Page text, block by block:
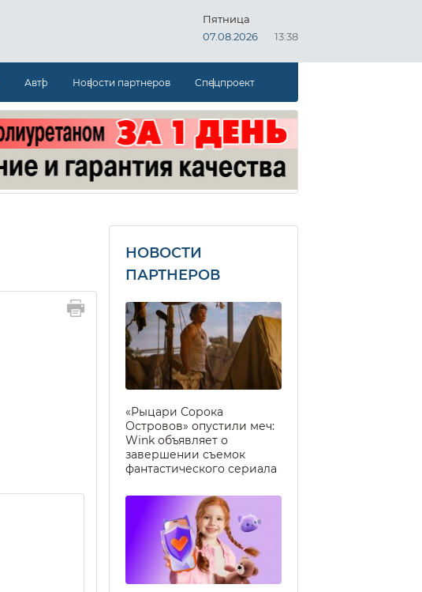
Пятница
07.08.2026
13:38
Авто Новости партнеров Спецпроект
НОВОСТИ
ПАРТНЕРОВ
«Рыцари Сорока
Островов» опустили меч:
Wink объявляет о
завершении съемок
фантастического сериала